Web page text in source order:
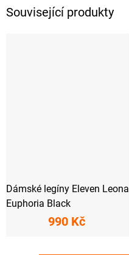
Související produkty
Dámské legíny Eleven Leona
Euphoria Black
990 Kč